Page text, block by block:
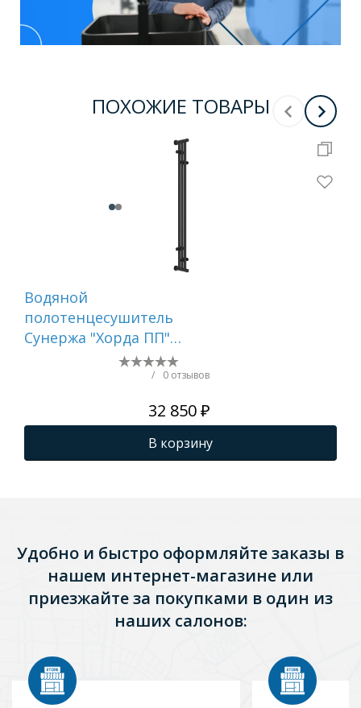
ПОХОЖИЕ ТОВАРЫ
Водяной
полотенцесушитель
Сунержа "Хорда ПП"
1200х195 (Тёмный
/ 0 отзывов
32 850 ₽
В корзину
Удобно и быстро оформляйте заказы в
нашем интернет-магазине или
приезжайте за покупками в один из
наших салонов: